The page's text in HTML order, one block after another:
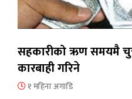
सहकारीको ऋण समयमै
कारबाही गरिने
१ महिना अगाडि